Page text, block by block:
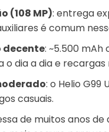
(108 MP): entrega
é comum
decente: ~5.500
dia a dia e recargas
: o Helio G99
casuais.
de muitos anos